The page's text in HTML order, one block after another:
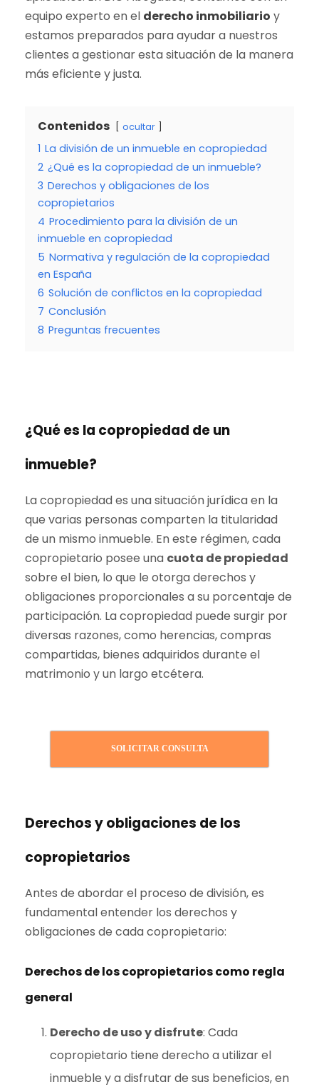
equipo experto en el derecho inmobiliario y
estamos preparados para ayudar a nuestros
clientes a gestionar esta situación de la manera
más eficiente y justa.
Contenidos ocultar
1 La división de un inmueble en copropiedad
2 ¿Qué es la copropiedad de un inmueble?
3 Derechos y obligaciones de los
copropietarios
4 Procedimiento para la división de un
inmueble en copropiedad
5 Normativa y regulación de la copropiedad
en España
6 Solución de conflictos en la copropiedad
7 Conclusión
8 Preguntas frecuentes
¿Qué es la copropiedad de un
inmueble?
La copropiedad es una situación jurídica en la
que varias personas comparten la titularidad
de un mismo inmueble. En este régimen, cada
copropietario posee una cuota de propiedad
sobre el bien, lo que le otorga derechos y
obligaciones proporcionales a su porcentaje de
participación. La copropiedad puede surgir por
diversas razones, como herencias, compras
compartidas, bienes adquiridos durante el
matrimonio y un largo etcétera.
SOLICITAR CONSULTA
Derechos y obligaciones de los
copropietarios
Antes de abordar el proceso de división, es
fundamental entender los derechos y
obligaciones de cada copropietario:
Derechos de los copropietarios como regla
general
Derecho de uso y disfrute: Cada
copropietario tiene derecho a utilizar el
inmueble y a disfrutar de sus beneficios, en